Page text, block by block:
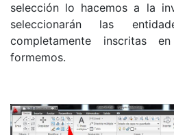
selección lo hacemos a la
seleccionarán las
completamente inscritas
formemos.